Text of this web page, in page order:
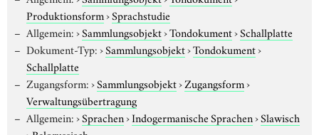
Produktionsform›Sprachstudie
Allgemein:›Sammlungsobjekt›Tondokument›Schallplatte
Dokument-Typ:›Sammlungsobjekt›Tondokument›
Schallplatte
Zugangsform:›Sammlungsobjekt›Zugangsform›
Verwaltungsübertragung
Allgemein:›Sprachen›Indogermanische Sprachen›Slawisch